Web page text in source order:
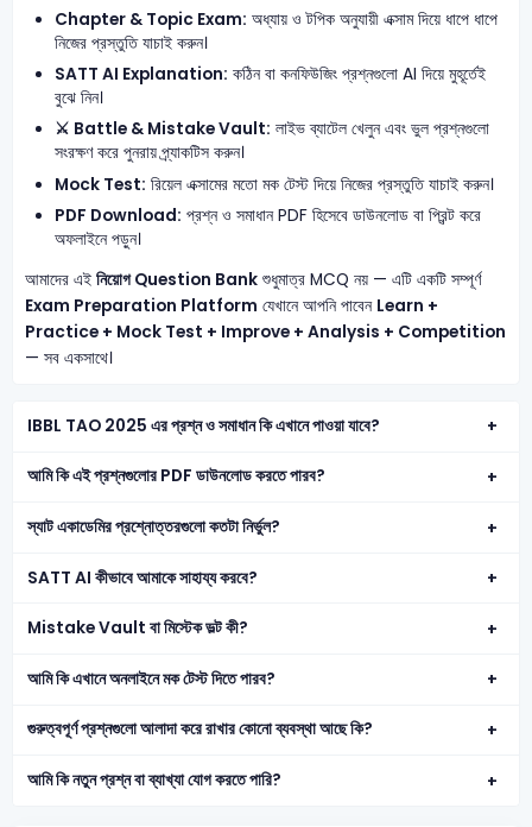
Chapter & Topic Exam: অধ্যায় ও টপিক অনুযায়ী এক্সাম দিয়ে ধাপে ধাপে
নিজের প্রস্তুতি যাচাই করুন।
SATT AI Explanation: কঠিন বা কনফিউজিং প্রশ্নগুলো AI দিয়ে মুহূর্তেই
বুঝে নিন।
⚔️ Battle & Mistake Vault: লাইভ ব্যাটেল খেলুন এবং ভুল প্রশ্নগুলো
সংরক্ষণ করে পুনরায় প্র্যাকটিস করুন।
Mock Test: রিয়েল এক্সামের মতো মক টেস্ট দিয়ে নিজের প্রস্তুতি যাচাই করুন।
PDF Download: প্রশ্ন ও সমাধান PDF হিসেবে ডাউনলোড বা প্রিন্ট করে
অফলাইনে পড়ুন।
আমাদের এই নিয়োগ Question Bankশুধুমাত্র MCQ নয় — এটি একটি সম্পূর্ণ
Exam Preparation Platform যেখানে আপনি পাবেন Learn +
Practice + Mock Test + Improve + Analysis + Competition
— সব একসাথে।
IBBL TAO 2025 এর প্রশ্ন ও সমাধান কি এখানে পাওয়া যাবে?
আমি কি এই প্রশ্নগুলোর PDF ডাউনলোড করতে পারব?
স্যাট একাডেমির প্রশ্নোত্তরগুলো কতটা নির্ভুল?
SATT AI কীভাবে আমাকে সাহায্য করবে?
Mistake Vault বা মিস্টেক ভল্ট কী?
আমি কি এখানে অনলাইনে মক টেস্ট দিতে পারব?
গুরুত্বপূর্ণ প্রশ্নগুলো আলাদা করে রাখার কোনো ব্যবস্থা আছে কি?
আমি কি নতুন প্রশ্ন বা ব্যাখ্যা যোগ করতে পারি?